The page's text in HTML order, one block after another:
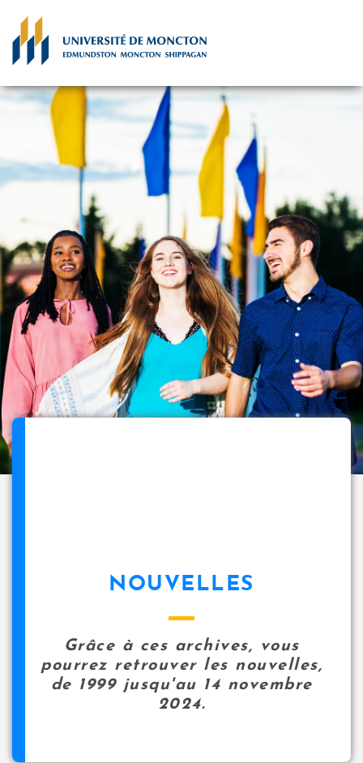
NOUVELLES
Grâce à ces archives, vous
pourrez retrouver les nouvelles,
de 1999 jusqu'au 14 novembre
2024.